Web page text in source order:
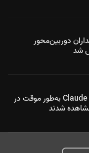
دوربین‌محور
شد
گفت‌وگوهای اشتراکی Claude AI به‌طور موقت در
شدند